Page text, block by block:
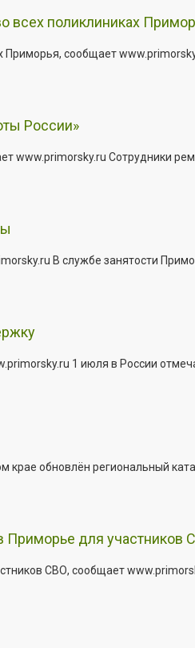
всех поликлиниках
сообщает
России»
Сотрудники
В службе занятости
1 июля в России
обновлён региональный
Приморье для участников
СВО, сообщает